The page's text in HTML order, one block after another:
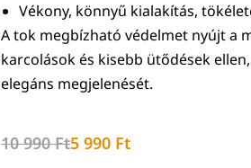
Vékony, könnyű kialakítás,
A tok megbízható védelmet nyújt a
karcolások és kisebb ütődések
elegáns megjelenését.
10 990Ft5 990 Ft